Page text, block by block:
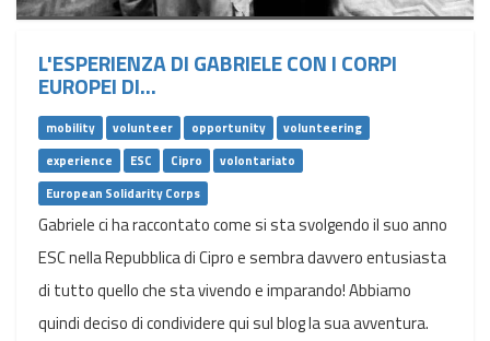
L'ESPERIENZA DI GABRIELE CON I CORPI
EUROPEI DI...
mobility volunteer opportunity
volunteering
experience
ESC Cipro
volontariato
European Solidarity Corps
Gabriele ci ha raccontato come si sta svolgendo il suo anno
ESC nella Repubblica di Cipro e sembra davvero entusiasta
di tutto quello che sta vivendo e imparando! Abbiamo
quindi deciso di condividere qui sul blog la sua avventura.